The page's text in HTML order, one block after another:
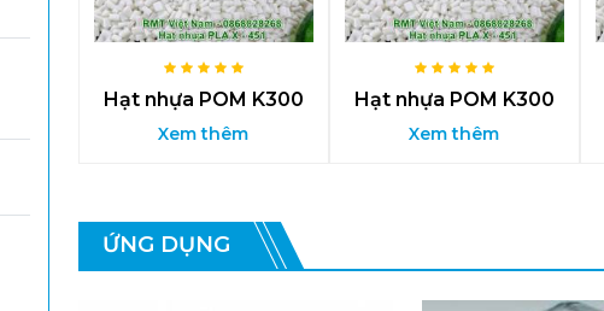
Hạt nhựa POM K300
Xem thêm
Hạt nhựa POM K300
Xem thêm
ỨNG DỤNG